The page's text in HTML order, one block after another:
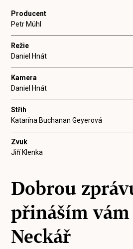
Producent
Petr Mühl
Režie
Daniel Hnát
Kamera
Daniel Hnát
Střih
Katarína Buchanan Geyerová
Zvuk
Jiří Klenka
Dobrou
přináším vám
Neckář